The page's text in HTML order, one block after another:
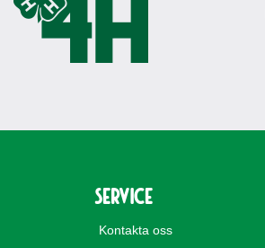
Service
Kontakta oss